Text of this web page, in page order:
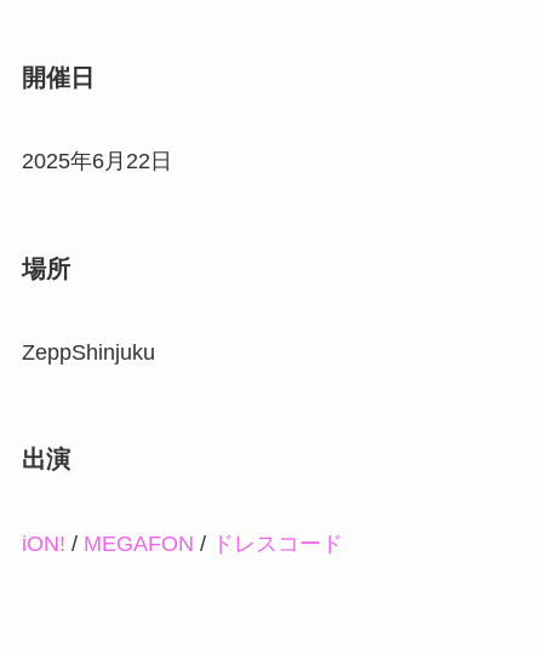
開催日
2025年6月22日
場所
ZeppShinjuku
出演
iON! / MEGAFON / ドレスコード